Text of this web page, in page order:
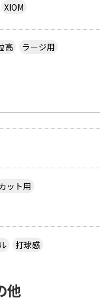
XIOM
高 ラージ用
ット用
打球感
他